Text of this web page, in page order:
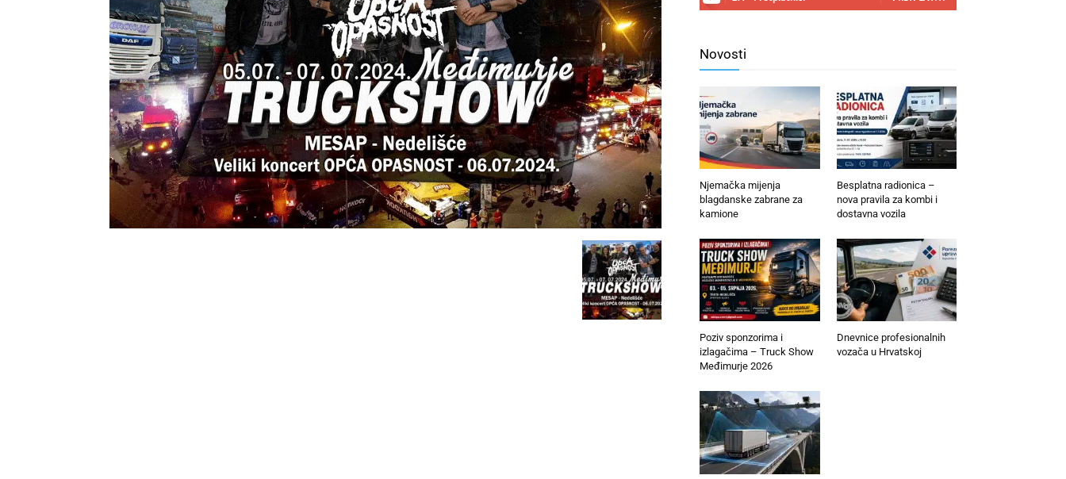
Novosti
Njemačka mijenja
blagdanske zabrane za
kamione
Besplatna radionica –
nova pravila za kombi i
dostavna vozila
Poziv sponzorima i
izlagačima – Truck Show
Međimurje 2026
Dnevnice profesionalnih
vozača u Hrvatskoj